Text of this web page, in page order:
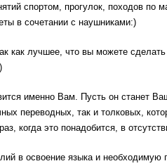
спортом, прогулок, походов по
в сочетании с наушниками:)
как лучшее, что вы можете
именно Вам. Пусть он станет
переводных, так и толковых,
когда это понадобится, в
в освоение языка и